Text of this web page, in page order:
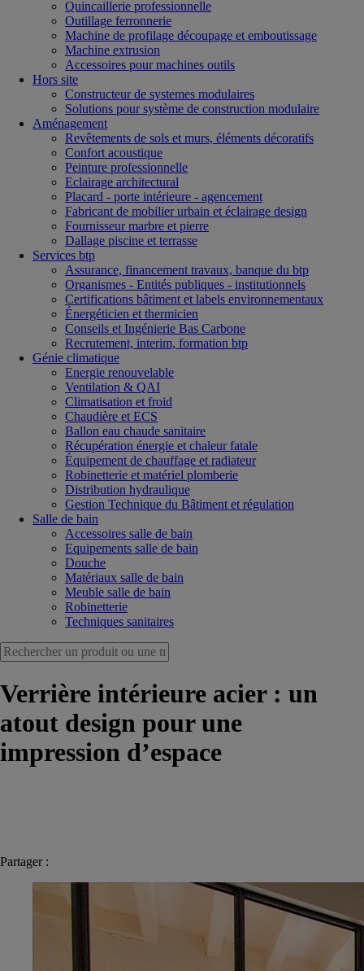
Quincaillerie professionnelle
Outillage ferronnerie
Machine de profilage découpage et emboutissage
Machine extrusion
Accessoires pour machines outils
Hors site
Constructeur de systemes modulaires
Solutions pour système de construction modulaire
Aménagement
Revêtements de sols et murs, éléments décoratifs
Confort acoustique
Peinture professionnelle
Eclairage architectural
Placard - porte intérieure - agencement
Fabricant de mobilier urbain et éclairage design
Fournisseur marbre et pierre
Dallage piscine et terrasse
Services btp
Assurance, financement travaux, banque du btp
Organismes - Entités publiques - institutionnels
Certifications bâtiment et labels environnementaux
Énergéticien et thermicien
Conseils et Ingénierie Bas Carbone
Recrutement, interim, formation btp
Génie climatique
Energie renouvelable
Ventilation & QAI
Climatisation et froid
Chaudière et ECS
Ballon eau chaude sanitaire
Récupération énergie et chaleur fatale
Équipement de chauffage et radiateur
Robinetterie et matériel plomberie
Distribution hydraulique
Gestion Technique du Bâtiment et régulation
Salle de bain
Accessoires salle de bain
Equipements salle de bain
Douche
Matériaux salle de bain
Meuble salle de bain
Robinetterie
Techniques sanitaires
Verrière intérieure acier : un
atout design pour une
impression d’espace
Partager :